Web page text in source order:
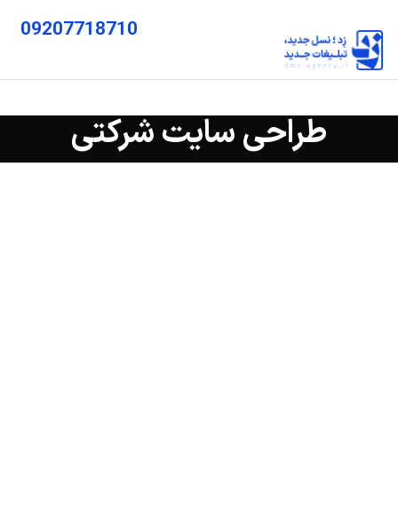
09207718710
طراحی سایت شرکتی